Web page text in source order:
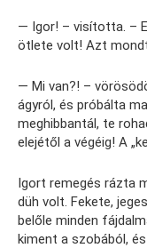
— Igor! – visította. –
ötlete volt! Azt
— Mi van?! –
ágyról, és próbálta
meghibbantál, te
elejétől a végéig! A
Igort remegés rázta
düh volt. Fekete,
belőle minden
kiment a szobából,